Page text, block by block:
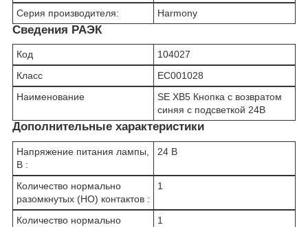
Серия производителя:
Harmony
Сведения РАЭК
Код
104027
Класс
EC001028
Наименование
SE XB5 Кнопка с возвратом
синяя с подсветкой 24В
Дополнительные характеристики
Напряжение питания лампы,
В :
24 В
Количество нормально
разомкнутых (НО) контактов :
1
Количество нормально
1